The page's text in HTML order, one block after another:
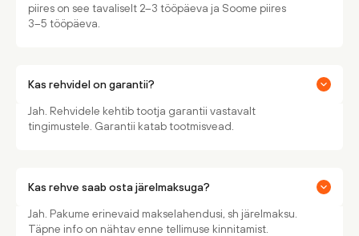
piires on see tavaliselt 2–3 tööpäeva ja Soome piires
3–5 tööpäeva.
Kas rehvidel on garantii?
Jah. Rehvidele kehtib tootja garantii vastavalt
tingimustele. Garantii katab tootmisvead.
Kas rehve saab osta järelmaksuga?
Jah. Pakume erinevaid makselahendusi, sh järelmaksu.
Täpne info on nähtav enne tellimuse kinnitamist.